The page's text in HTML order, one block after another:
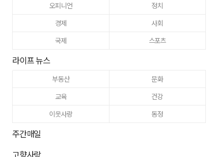
오피니언
정치
경제
사회
국제
스포츠
라이프 뉴스
부동산
문화
교육
건강
이웃사랑
동정
주간매일
고향사랑